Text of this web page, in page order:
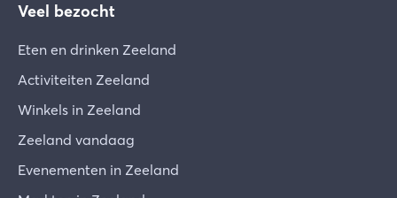
Veel bezocht
Eten en drinken Zeeland
Activiteiten Zeeland
Winkels in Zeeland
Zeeland vandaag
Evenementen in Zeeland